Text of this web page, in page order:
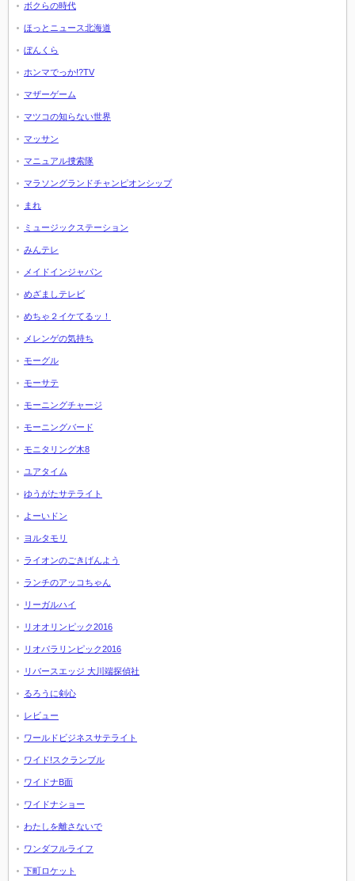
ボクらの時代
ほっとニュース北海道
ぼんくら
ホンマでっか!?TV
マザーゲーム
マツコの知らない世界
マッサン
マニュアル捜索隊
マラソングランドチャンピオンシップ
まれ
ミュージックステーション
みんテレ
メイドインジャパン
めざましテレビ
めちゃ２イケてるッ！
メレンゲの気持ち
モーグル
モーサテ
モーニングチャージ
モーニングバード
モニタリング木8
ユアタイム
ゆうがたサテライト
よーいドン
ヨルタモリ
ライオンのごきげんよう
ランチのアッコちゃん
リーガルハイ
リオオリンピック2016
リオパラリンピック2016
リバースエッジ 大川端探偵社
るろうに剣心
レビュー
ワールドビジネスサテライト
ワイド!スクランブル
ワイドナB面
ワイドナショー
わたしを離さないで
ワンダフルライフ
下町ロケット